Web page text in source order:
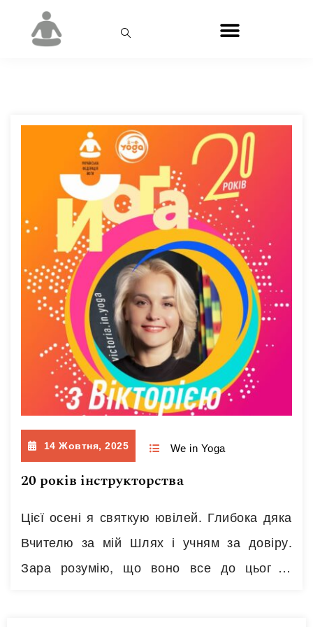
14 Жовтня, 2025 We in Yoga
20 років інструкторства
Цієї осені я святкую ювілей. Глибока дяка
Вчителю за мій Шлях і учням за довіру.
Зара розумію, що воно все до цього і